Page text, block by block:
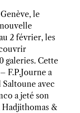
le
2 février, les
galeries. Cette
F.P.Journe a
avec
a jeté son
&